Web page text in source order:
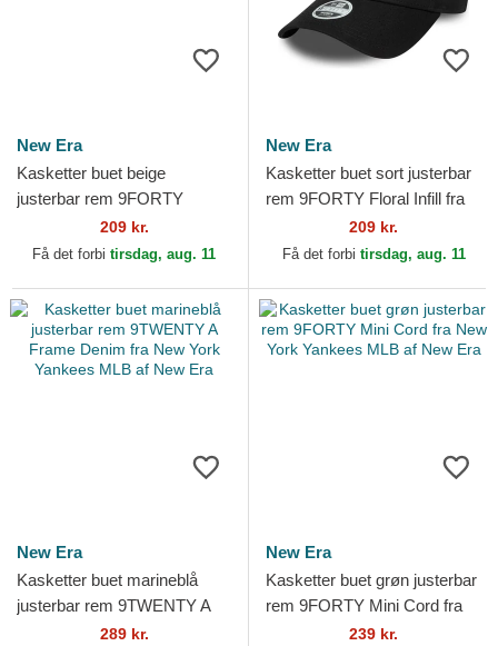
New Era
Kasketter buet beige
justerbar rem 9FORTY
Flower Icon fra Los Angeles
Dodgers MLB af New Era
209 kr.
Få det forbi tirsdag, aug. 11
New Era
Kasketter buet sort justerbar
rem 9FORTY Floral Infill fra
Los Angeles Dodgers MLB af
New Era
209 kr.
Få det forbi tirsdag, aug. 11
New Era
Kasketter buet marineblå
justerbar rem 9TWENTY A
Frame Denim fra New York
289 kr.
New Era
Kasketter buet grøn justerbar
rem 9FORTY Mini Cord fra
New York Yankees MLB af
239 kr.